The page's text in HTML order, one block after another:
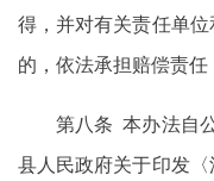
得，并对有关责任单
的，依法承担赔偿责任
第八条 本办法自
县人民政府关于印发